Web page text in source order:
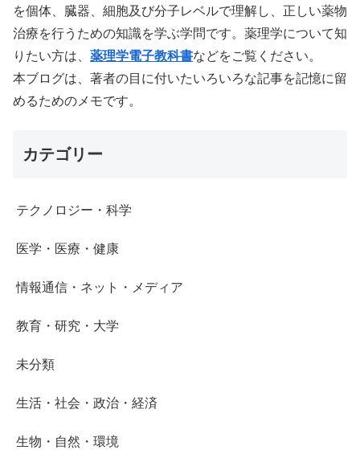
を個体、臓器、細胞及び分子レベルで理解し、正しい薬物
治療を行うための知識を学ぶ学問です。薬理学について知
りたい方は、 薬理学電子教科書などをご覧ください。
本ブログは、著者の目に付いたいろいろな記事を記憶に留
めるためのメモです。
カテゴリー
テクノロジー・科学
医学・医療・健康
情報通信・ネット・メディア
教育・研究・大学
未分類
生活・社会・政治・経済
生物・自然・環境